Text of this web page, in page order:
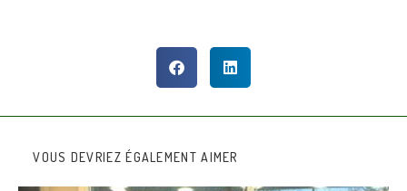
VOUS DEVRIEZ ÉGALEMENT AIMER